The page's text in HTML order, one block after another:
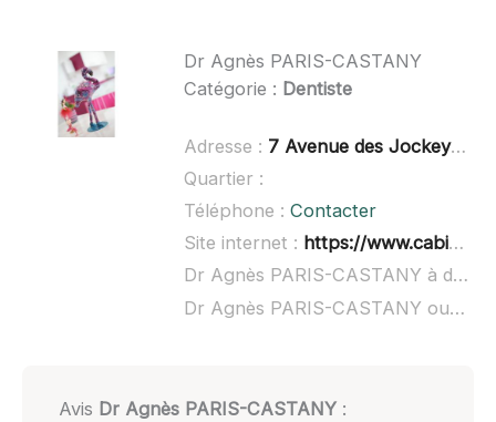
Dr Agnès PARIS-CASTANY
Catégorie : Dentiste
Adresse : 7 Avenue des Jockeys, 34250 Palavas-les-Flots
Quartier :
Téléphone : Contacter
Site internet : https://www.cabinetdentaire-toussaintparisboissiere.fr/
Dr Agnès PARIS-CASTANY à domicile :
Dr Agnès PARIS-CASTANY ouvert dimanche :
Avis Dr Agnès PARIS-CASTANY: